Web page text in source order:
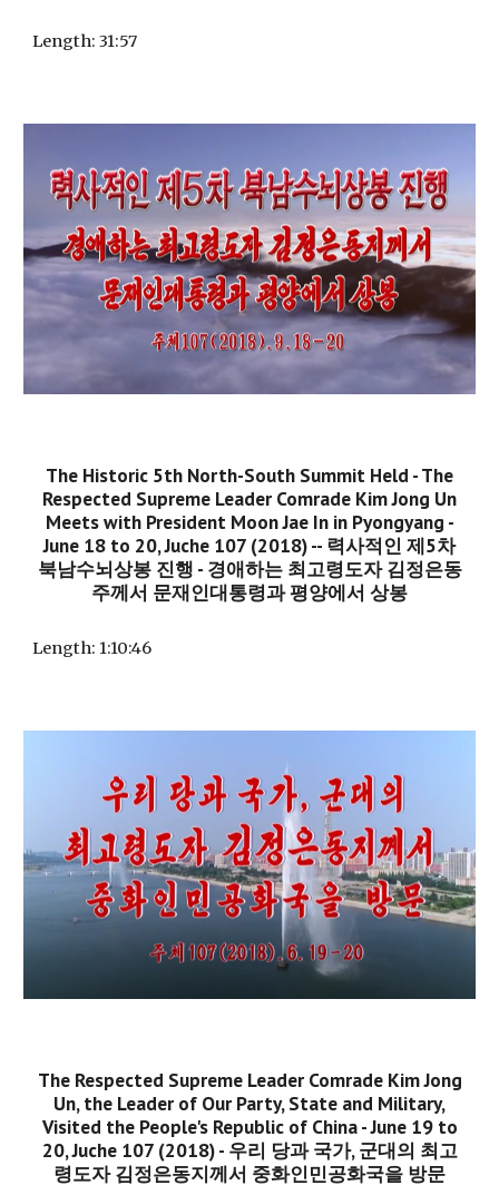
Length:31:57
The Historic 5th North-South Summit Held - The
Respected Supreme Leader Comrade Kim Jong Un
Meets with President Moon Jae In in Pyongyang -
June 18 to 20, Juche 107 (2018) -- 력사적인 제5차
북남수뇌상봉 진행 - 경애하는 최고령도자 김정은동
주께서 문재인대통령과 평양에서 상봉
Length: 1:10:46
The Respected Supreme Leader Comrade Kim Jong
Un, the Leader of Our Party, State and Military,
Visited the People's Republic of China - June 19 to
20, Juche 107 (2018) - 우리 당과 국가, 군대의 최고
령도자 김정은동지께서 중화인민공화국을 방문